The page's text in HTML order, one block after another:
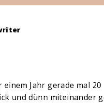
Jahr gerade mal 20
und dünn miteinander